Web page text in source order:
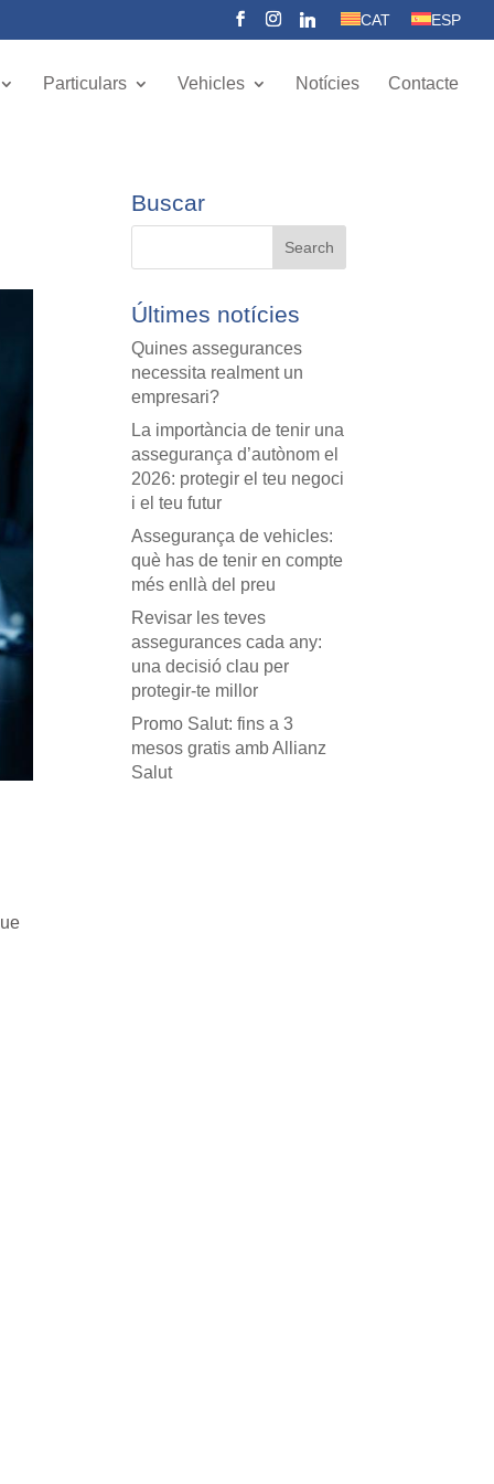
CAT ESP
Particulars Vehicles Notícies Contacte
Buscar
Últimes notícies
Quines assegurances
necessita realment un
empresari?
La importància de tenir una
assegurança d’autònom el
2026: protegir el teu negoci
i el teu futur
Assegurança de vehicles:
què has de tenir en compte
més enllà del preu
Revisar les teves
assegurances cada any:
una decisió clau per
protegir-te millor
Promo Salut: fins a 3
mesos gratis amb Allianz
Salut